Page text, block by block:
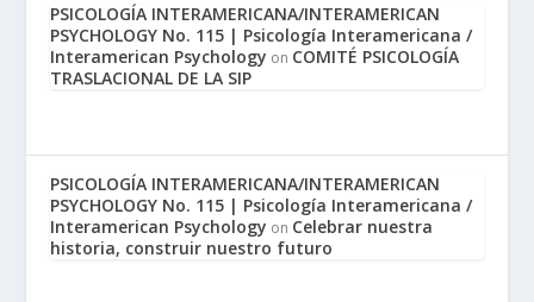
PSICOLOGÍA INTERAMERICANA/INTERAMERICAN
PSYCHOLOGY No. 115 | Psicología Interamericana /
Interamerican Psychology on COMITÉ PSICOLOGÍA
TRASLACIONAL DE LA SIP
PSICOLOGÍA INTERAMERICANA/INTERAMERICAN
PSYCHOLOGY No. 115 | Psicología Interamericana /
Interamerican Psychology on Celebrar nuestra
historia, construir nuestro futuro